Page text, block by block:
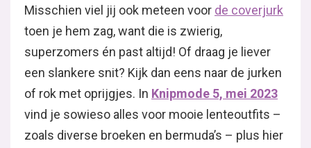
Misschien viel jij ook meteen voor de coverjurk
toen je hem zag, want die is zwierig,
superzomers én past altijd! Of draag je liever
een slankere snit? Kijk dan eens naar de jurken
of rok met oprijgjes. In Knipmode 5, mei 2023
vind je sowieso alles voor mooie lenteoutfits –
zoals diverse broeken en bermuda’s – plus hier